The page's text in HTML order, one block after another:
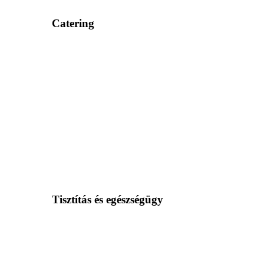
Catering
Tisztítás és egészségügy